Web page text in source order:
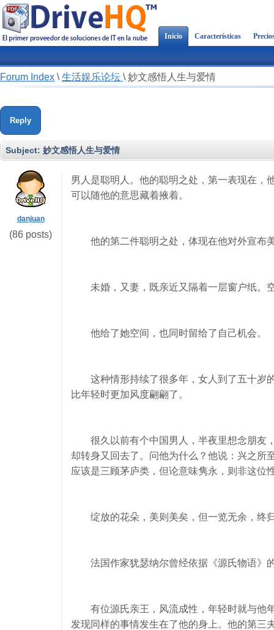
Inicio Características
Forum Index \ 生活娱乐论坛 \ 妙文感悟人生与爱情
Reply
Subject: 妙文感悟人生与爱情
danjuan
(86 posts)
男人是聪明人。他的聪明之处，第一表现在，
可以随他的意思藏着掖着。
他的第二件聪明之处，体现在他对外宣布
未婚，又妻，既亲近又隔着一层窗户纸。
他给了她空间，也同时留给了自己机会。
这种情形持续了很多年，女人到了五十岁
比年轻时更加风度翩翩了。
很久以前有个中国男人，半夜里想念朋友
却转身又回去了。问他为什么？他说：兴之所
应该是三顾茅庐类，但论意味隽永，则非这位
绽放的花朵，美则美矣，但一览无余，终
法国作家犹瑟纳尔曾经依据《源氏物语》
有位源氏亲王，风流成性，年轻时就与他
发现同样的事情发生在了他的身上。他的第三